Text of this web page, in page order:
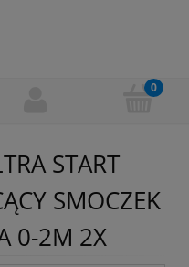
START
SMOCZEK
0-2M 2X